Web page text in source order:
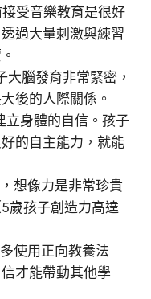
受音樂教育是很好
過大量刺激與練習
腦發育非常緊密，
後的人際關係。
立身體的自信。孩子
的自主能力，就能
想像力是非常珍貴
歲孩子創造力高達
使用正向教養法
才能帶動其他學